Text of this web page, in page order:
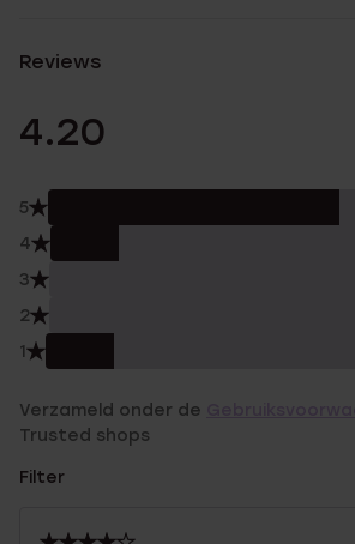
Reviews
4.20
5
4
3
2
1
Verzameld onder de
Trusted shops
Filter